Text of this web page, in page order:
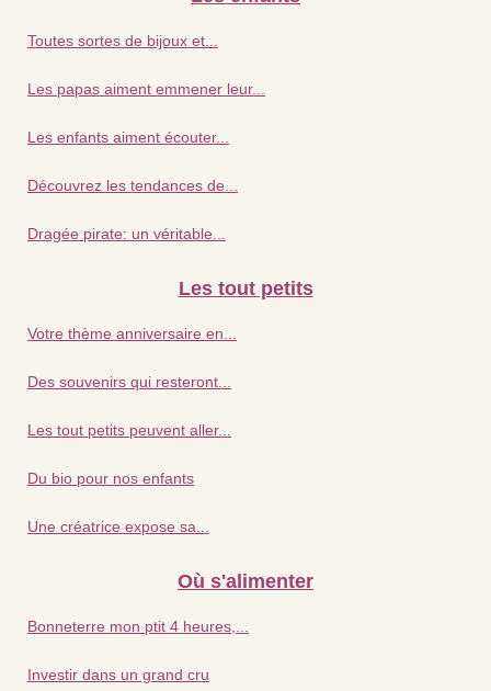
Toutes sortes de bijoux et...
Les papas aiment emmener leur...
Les enfants aiment écouter...
Découvrez les tendances de...
Dragée pirate: un véritable...
Les tout petits
Votre thème anniversaire en...
Des souvenirs qui resteront...
Les tout petits peuvent aller...
Du bio pour nos enfants
Une créatrice expose sa...
Où s'alimenter
Bonneterre mon ptit 4 heures,...
Investir dans un grand cru